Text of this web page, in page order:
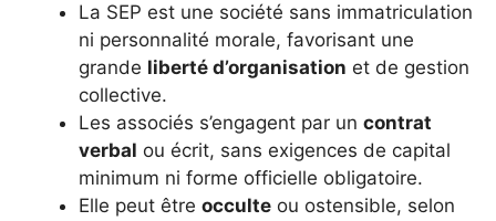
La SEP est une société sans immatriculation
ni personnalité morale, favorisant une
grande liberté d’organisation et de gestion
collective.
Les associés s’engagent par un contrat
verbal ou écrit, sans exigences de capital
minimum ni forme officielle obligatoire.
Elle peut être occulte ou ostensible, selon